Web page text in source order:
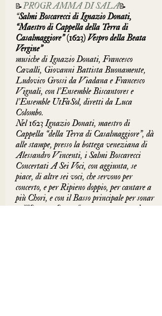
📝PROGRAMMA DI SALA📝
“Salmi Boscarecci di Ignazio Donati,
“Maestro di Cappella della Terra di
Casalmaggiore” (1623) Vespro della Beata
Vergine”
musiche di Ignazio Donati, Francesco
Cavalli, Giovanni Battista Buonamente,
Ludovico Grossi da Viadana e Francesco
Vignali, con l’Ensemble Biscantores e
l’Ensemble UtFaSol, diretti da Luca
Colombo.
Nel 1623 Ignazio Donati, maestro di
Cappella “della Terra di Casalmaggiore”, dà
alle stampe, presso la bottega veneziana di
Alessandro Vincenti, i Salmi Boscarecci
Concertati A Sei Voci, con aggiunta, se
piace, di altre sei voci, che servono per
concerto, e per Ripieno doppio, per cantare a
più Chori, e con il Basso principale per sonar
nell’Organo
. Opera “grossa e numerosa da